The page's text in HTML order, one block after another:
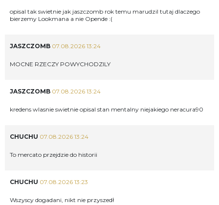
opisal tak swietnie jak jaszczomb rok temu marudzil tutaj dlaczego
bierzemy Lookmana a nie Opende :(
JASZCZOMB 07.08.2026 13:24
MOCNE RZECZY POWYCHODZILY
JASZCZOMB 07.08.2026 13:24
kredens wlasnie swietnie opisal stan mentalny niejakiego neracura90
CHUCHU 07.08.2026 13:24
To mercato przejdzie do historii
CHUCHU 07.08.2026 13:23
Wszyscy dogadani, nikt nie przyszedł